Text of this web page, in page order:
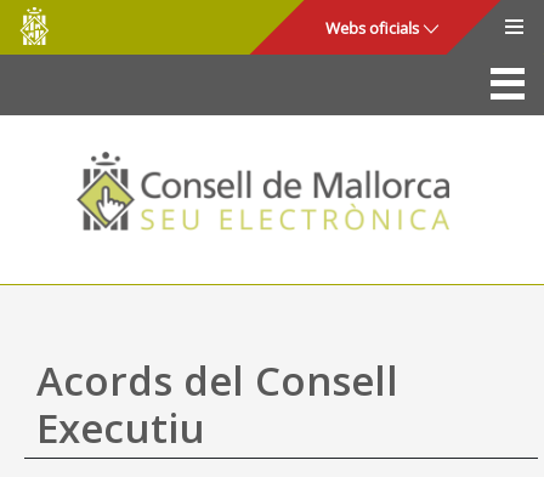
Salta al contingut principal
Consell
de
Mallorca
Webs oficials
La Seu
Consell de Mallorca
Accés i seguretat
Utilitats
Ajuda
Acords del Consell
Executiu